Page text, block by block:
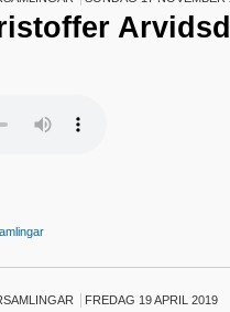
FREDAG 19 APRIL 2019